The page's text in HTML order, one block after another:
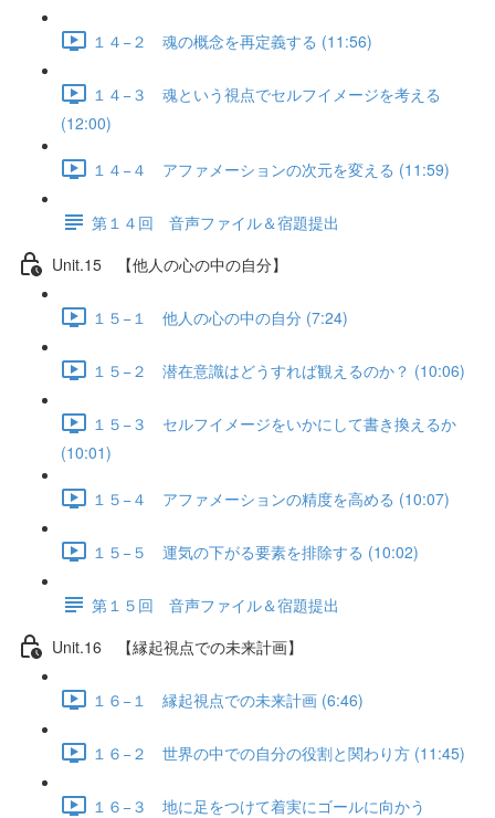
１４−２ 魂の概念を再定義する (11:56)
１４−３ 魂という視点でセルフイメージを考える
(12:00)
１４−４ アファメーションの次元を変える (11:59)
第１４回 音声ファイル＆宿題提出
Unit.15 【他人の心の中の自分】
１５−１ 他人の心の中の自分 (7:24)
１５−２ 潜在意識はどうすれば観えるのか？ (10:06)
１５−３ セルフイメージをいかにして書き換えるか
(10:01)
１５−４ アファメーションの精度を高める (10:07)
１５−５ 運気の下がる要素を排除する (10:02)
第１５回 音声ファイル＆宿題提出
Unit.16 【縁起視点での未来計画】
１６−１ 縁起視点での未来計画 (6:46)
１６−２ 世界の中での自分の役割と関わり方 (11:45)
１６−３ 地に足をつけて着実にゴールに向かう